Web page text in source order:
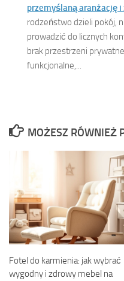
przemyślaną aranżację
rodzeństwo dzieli pokój,
prowadzić do licznych
brak przestrzeni
funkcjonalne,...
MOŻESZ RÓWNIEŻ
Fotel do karmienia: jak wybrać
wygodny i zdrowy mebel na